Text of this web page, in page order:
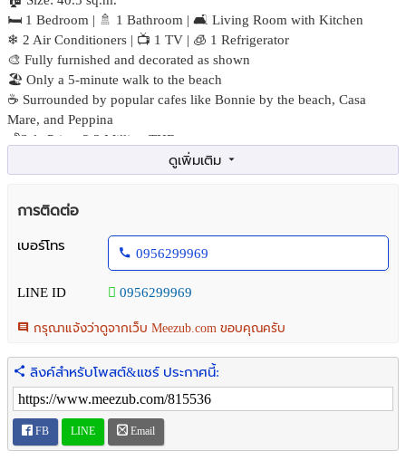
🛏 1 Bedroom | 🚿 1 Bathroom | 🛋 Living Room with Kitchen
❄ 2 Air Conditioners | 📺 1 TV | 🧊 1 Refrigerator
🎨 Fully furnished and decorated as shown
🏖 Only a 5-minute walk to the beach
☕ Surrounded by popular cafes like Bonnie by the beach, Casa
Mare, and Peppina
💰Sale Price: 3.3 Million THB
📲 095-629-9969
#RainChaAmHuaHin #ThailandProperty #InvestmentProperty
#FullyFurnished #ReadyToMoveIn
📍ขายคอนโดเรน ชะอำ-หัวหิน โดยแสนสิริ
🏠 ขนาด 40.5 ตร.ม.
🛏 1 ห้องนอน | 🚿 1 ห้องน้ำ | 🛋 ห้องนั่งเล่น + ครัว
❄ แอร์ 2 ตัว | 📺 ทีวี 1 | 🧊 ตู้เย็น 1
🎨 ตกแต่งตามภาพ พร้อมเฟอร์นิเจอร์
🏖 ใกล้หาด เดินไปเพียง 5 นาที
☕ ใกล้คาเฟ่ชื่อดัง Bonnie by the beach, Casa Mare, Peppina
💰ราคาขาย: 3.3 ล้านบาท
📞 สนใจติดต่อ คุณธูป
การติดต่อ
เบอร์โทร
0956299969
LINE ID 0956299969
กรุณาแจ้งว่าดูจากเว็บ Meezub.com ขอบคุณครับ
ลิงค์สำหรับโพสต์&แชร์ ประกาศนี้:
FB LINE Email